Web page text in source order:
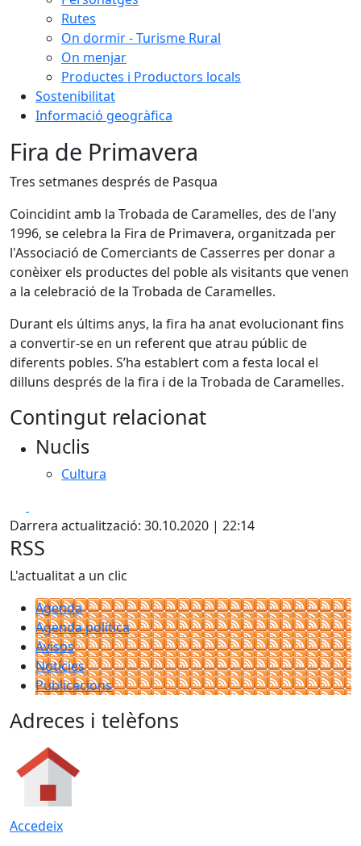
Rutes
On dormir - Turisme Rural
On menjar
Productes i Productors locals
Sostenibilitat
Informació geogràfica
Fira de Primavera
Tres setmanes després de Pasqua
Coincidint amb la Trobada de Caramelles, des de l'any
1996, se celebra la Fira de Primavera, organitzada per
l'Associació de Comerciants de Casserres per donar a
conèixer els productes del poble als visitants que venen
a la celebració de la Trobada de Caramelles.
Durant els últims anys, la fira ha anat evolucionant fins
a convertir-se en un referent que atrau públic de
diferents pobles. S’ha establert com a festa local el
dilluns després de la fira i de la Trobada de Caramelles.
Contingut relacionat
Nuclis
Cultura
Darrera actualització: 30.10.2020 | 22:14
RSS
L'actualitat a un clic
Agenda
Agenda política
Avisos
Notícies
Publicacions
Adreces i telèfons
Accedeix